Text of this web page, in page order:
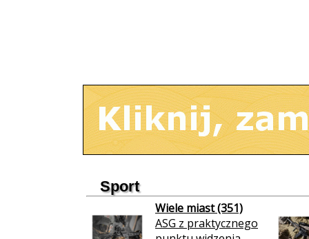
Sport
Wiele miast (351)
ASG z praktycznego